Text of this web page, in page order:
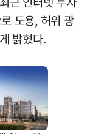
도용, 허위 광
밝혔다.